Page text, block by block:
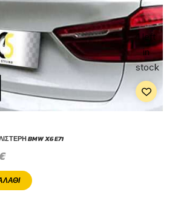
1 left
in
stock
BMW X6 E71